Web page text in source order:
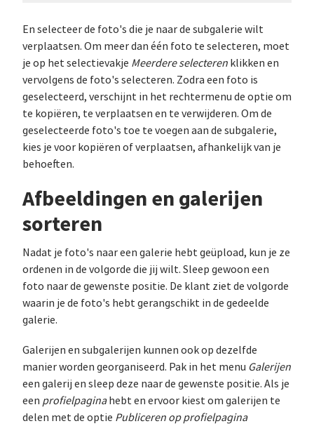
En selecteer de foto's die je naar de subgalerie wilt
verplaatsen. Om meer dan één foto te selecteren, moet
je op het selectievakje Meerdere selecteren klikken en
vervolgens de foto's selecteren. Zodra een foto is
geselecteerd, verschijnt in het rechtermenu de optie om
te kopiëren, te verplaatsen en te verwijderen. Om de
geselecteerde foto's toe te voegen aan de subgalerie,
kies je voor kopiëren of verplaatsen, afhankelijk van je
behoeften.
Afbeeldingen en galerijen
sorteren
Nadat je foto's naar een galerie hebt geüpload, kun je ze
ordenen in de volgorde die jij wilt. Sleep gewoon een
foto naar de gewenste positie. De klant ziet de volgorde
waarin je de foto's hebt gerangschikt in de gedeelde
galerie.
Galerijen en subgalerijen kunnen ook op dezelfde
manier worden georganiseerd. Pak in het menu Galerijen
een galerij en sleep deze naar de gewenste positie. Als je
een profielpaginahebt en ervoor kiest om galerijen te
delen met de optie Publiceren op profielpagina